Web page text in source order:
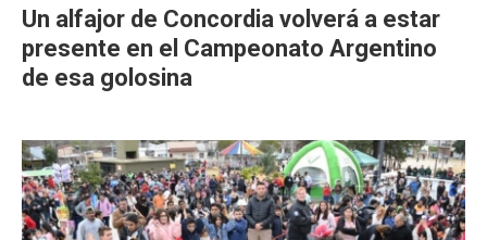
Un alfajor de Concordia volverá a estar
presente en el Campeonato Argentino
de esa golosina